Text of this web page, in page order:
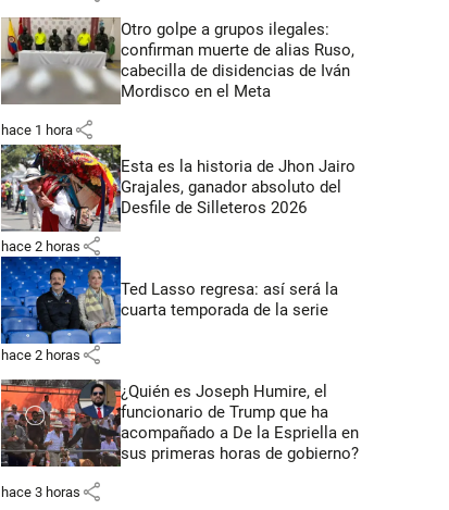
Otro golpe a grupos ilegales:
confirman muerte de alias Ruso,
cabecilla de disidencias de Iván
Mordisco en el Meta
hace 1 hora share
Esta es la historia de Jhon Jairo
Grajales, ganador absoluto del
Desfile de Silleteros 2026
hace 2 horas share
Ted Lasso regresa: así será la
cuarta temporada de la serie
hace 2 horas share
¿Quién es Joseph Humire, el
funcionario de Trump que ha
acompañado a De la Espriella en
sus primeras horas de gobierno?
hace 3 horas share